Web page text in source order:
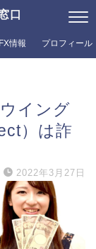
口
情報 プロフィール
イング
）は詐
2022年3月27日